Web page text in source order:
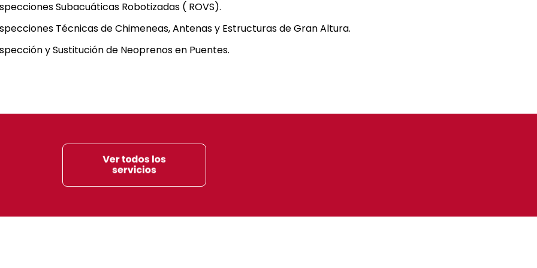
Subacuáticas Robotizadas ( ROVS).
Técnicas de Chimeneas, Antenas y Estructuras de Gran Altura.
y Sustitución de Neoprenos en Puentes.